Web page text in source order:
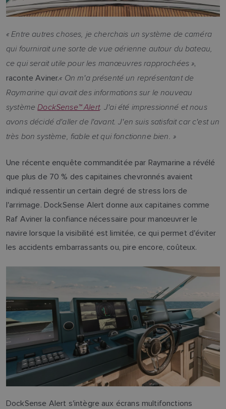
« Entre autres choses, je cherchais un système de caméra
qui fournirait une sorte de vue aérienne autour du bateau,
ce qui serait utile pour les manœuvres rapprochées »,
raconte Aviner.« On m'a présenté un représentant de
Raymarine qui avait des informations sur le nouveau
systèmeDockSense™ Alert. J'ai été impressionné et nous
avons décidé d'aller de l'avant. J'en suis satisfait car c'est un
très bon système, fiable et qui fonctionne bien. »
Une récente enquête commanditée par Raymarine a révélé
que plus de 70 % des capitaines chevronnés avaient
indiqué ressentir un certain degré de stress lors de
l'arrimage. DockSense Alert donne aux capitaines comme
Raf Aviner la confiance nécessaire pour manœuvrer le
navire lorsque la visibilité est limitée, ce qui permet d'éviter
les accidents embarrassants ou, pire encore, coûteux.
DockSense Alert s'intègre aux écrans multifonctions